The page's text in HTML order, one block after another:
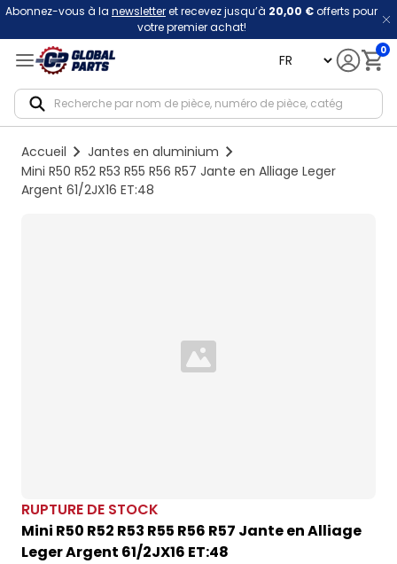
Abonnez-vous à la newsletteret recevez jusqu’à 20,00 €offerts pour
votre premier achat!
language 0
Accueil
Jantes en aluminium
Mini R50 R52 R53 R55 R56 R57 Jante en Alliage Leger
Argent 61/2JX16 ET:48
Loading...
RUPTURE DE STOCK
Mini R50 R52 R53 R55 R56 R57 Jante en Alliage
Leger Argent 61/2JX16 ET:48